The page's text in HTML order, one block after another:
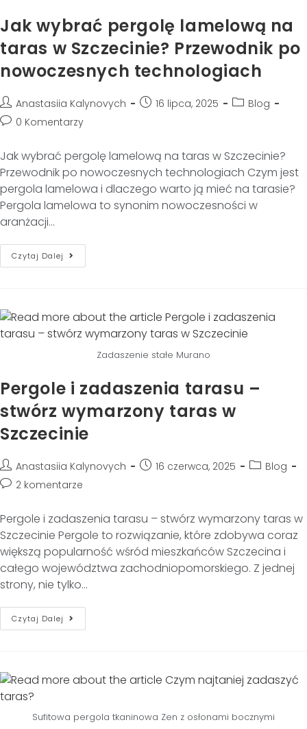
Jak wybrać pergolę lamelową na
taras w Szczecinie? Przewodnik po
nowoczesnych technologiach
Anastasiia Kalynovych 16 lipca, 2025
Blog
0 Komentarzy
Jak wybrać pergolę lamelową na taras w Szczecinie?
Przewodnik po nowoczesnych technologiach Czym jest
pergola lamelowa i dlaczego warto ją mieć na tarasie?
Pergola lamelowa to synonim nowoczesności w
aranżacji…
Czytaj Dalej
Zadaszenie stałe Murano
Pergole i zadaszenia tarasu –
stwórz wymarzony taras w
Szczecinie
Anastasiia Kalynovych 16 czerwca, 2025
Blog
2 komentarze
Pergole i zadaszenia tarasu – stwórz wymarzony taras w
Szczecinie Pergole to rozwiązanie, które zdobywa coraz
większą popularność wśród mieszkańców Szczecina i
całego województwa zachodniopomorskiego. Z jednej
strony, nie tylko…
Czytaj Dalej
Sufitowa pergola tkaninowa Zen z osłonami bocznymi